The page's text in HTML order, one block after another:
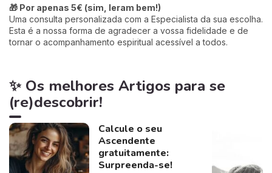
🎁 Por apenas 5€ (sim, leram bem!)
Uma consulta personalizada com a Especialista da sua escolha.
Esta é a nossa forma de agradecer a vossa fidelidade e de
tornar o acompanhamento espiritual acessível a todos.
✨ Os melhores Artigos para se
(re)descobrir!
Calcule o seu
Ascendente
gratuitamente:
Surpreenda-se!